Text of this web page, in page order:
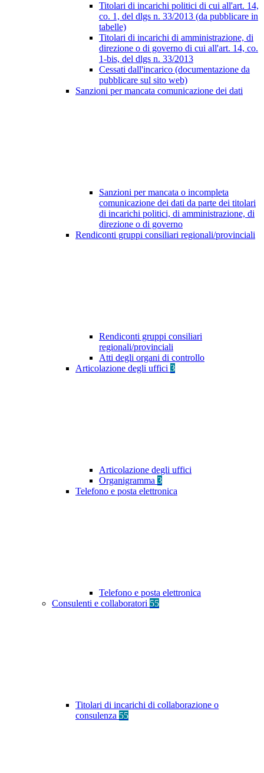
Titolari di incarichi politici di cui all'art. 14,
co. 1, del dlgs n. 33/2013 (da pubblicare in
tabelle)
Titolari di incarichi di amministrazione, di
direzione o di governo di cui all'art. 14, co.
1-bis, del dlgs n. 33/2013
Cessati dall'incarico (documentazione da
pubblicare sul sito web)
Sanzioni per mancata comunicazione dei dati
Sanzioni per mancata o incompleta
comunicazione dei dati da parte dei titolari
di incarichi politici, di amministrazione, di
direzione o di governo
Rendiconti gruppi consiliari regionali/provinciali
Rendiconti gruppi consiliari
regionali/provinciali
Atti degli organi di controllo
Articolazione degli uffici 3
Articolazione degli uffici
Organigramma 3
Telefono e posta elettronica
Telefono e posta elettronica
Consulenti e collaboratori 55
Titolari di incarichi di collaborazione o
consulenza 55